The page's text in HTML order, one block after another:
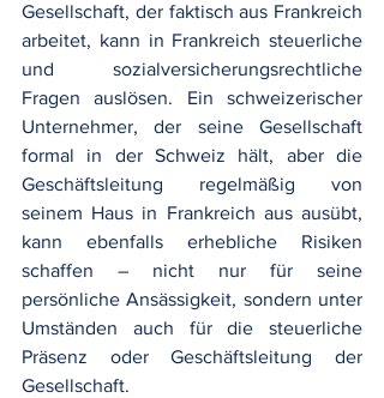
Gesellschaft, der faktisch aus Frankreich
arbeitet, kann in Frankreich steuerliche
und sozialversicherungsrechtliche
Fragen auslösen. Ein schweizerischer
Unternehmer, der seine Gesellschaft
formal in der Schweiz hält, aber die
Geschäftsleitung regelmäßig von
seinem Haus in Frankreich aus ausübt,
kann ebenfalls erhebliche Risiken
schaffen – nicht nur für seine
persönliche Ansässigkeit, sondern unter
Umständen auch für die steuerliche
Präsenz oder Geschäftsleitung der
Gesellschaft.